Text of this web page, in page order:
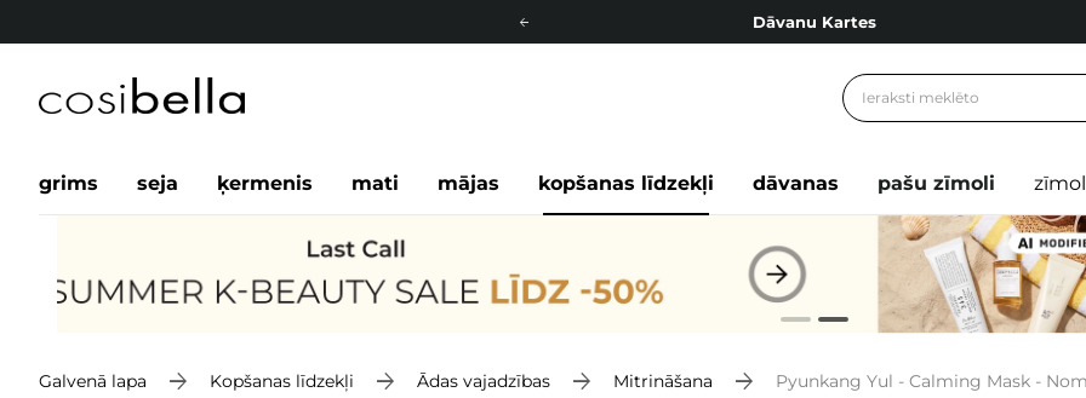
Dāvanu Kartes
Bezmaskas piegāde no 49,00 €
grims seja ķermenis mati mājas kopšanas līdzekļi dāvanas pašu zīmoli
Galvenā lapa Kopšanas līdzekļi Ādas vajadzības Mitrināšana Pyunkang Yul - Calming Mask -